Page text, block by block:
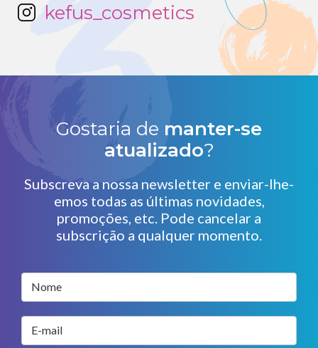
kefus_cosmetics
Gostaria de manter-se
atualizado?
Subscreva a nossa newsletter e enviar-lhe-
emos todas as últimas novidades,
promoções, etc. Pode cancelar a
subscrição a qualquer momento.
Nome
E-mail